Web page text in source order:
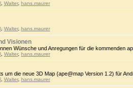
Walter, hans.maurer
Walter, hans.maurer
Visionen
Wünsche und Anregungen für die kommenden
Walter, hans.maurer
um die neue 3D Map (ape@map Version 1.2) für
Walter, hans.maurer